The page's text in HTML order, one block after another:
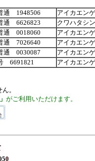
通 1948506
アイカエン
通 6626823
クワハタシ
通 0018060
アイカエン
通 7026640
アイカエン
通 0030087
アイカエン
6691821 アイカエン
。
がご利用いただけます。
0